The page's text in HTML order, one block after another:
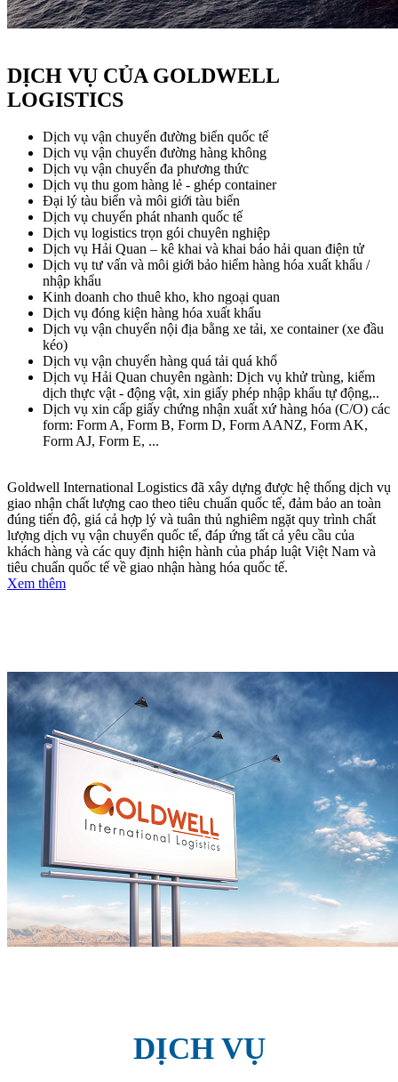
DỊCH VỤ CỦA GOLDWELL
LOGISTICS
Dịch vụ vận chuyển đường biển quốc tế
Dịch vụ vận chuyển đường hàng không
Dịch vụ vận chuyển đa phương thức
Dịch vụ thu gom hàng lẻ - ghép container
Đại lý tàu biển và môi giới tàu biển
Dịch vụ chuyển phát nhanh quốc tế
Dịch vụ logistics trọn gói chuyên nghiệp
Dịch vụ Hải Quan – kê khai và khai báo hải quan điện tử
Dịch vụ tư vấn và môi giới bảo hiểm hàng hóa xuất khẩu /
nhập khẩu
Kinh doanh cho thuê kho, kho ngoại quan
Dịch vụ đóng kiện hàng hóa xuất khẩu
Dịch vụ vận chuyển nội địa bằng xe tải, xe container (xe đầu
kéo)
Dịch vụ vận chuyển hàng quá tải quá khổ
Dịch vụ Hải Quan chuyên ngành: Dịch vụ khử trùng, kiểm
dịch thực vật - động vật, xin giấy phép nhập khẩu tự động,..
Dịch vụ xin cấp giấy chứng nhận xuất xứ hàng hóa (C/O) các
form: Form A, Form B, Form D, Form AANZ, Form AK,
Form AJ, Form E, ...
Goldwell International Logistics đã xây dựng được hệ thống dịch vụ
giao nhận chất lượng cao theo tiêu chuẩn quốc tế, đảm bảo an toàn
đúng tiến độ, giá cả hợp lý và tuân thủ nghiêm ngặt quy trình chất
lượng dịch vụ vận chuyển quốc tế, đáp ứng tất cả yêu cầu của
khách hàng và các quy định hiện hành của pháp luật Việt Nam và
tiêu chuẩn quốc tế về giao nhận hàng hóa quốc tế.
Xem thêm
DỊCH VỤ